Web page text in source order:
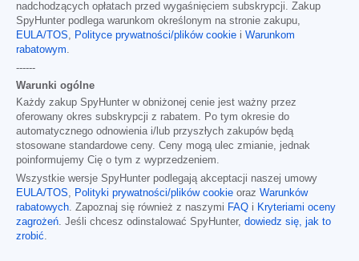
nadchodzących opłatach przed wygaśnięciem subskrypcji. Zakup
SpyHunter podlega warunkom określonym na stronie zakupu,
EULA/TOS, Polityce prywatności/plików cookie i Warunkom
rabatowym.
------
Warunki ogólne
Każdy zakup SpyHunter w obniżonej cenie jest ważny przez
oferowany okres subskrypcji z rabatem. Po tym okresie do
automatycznego odnowienia i/lub przyszłych zakupów będą
stosowane standardowe ceny. Ceny mogą ulec zmianie, jednak
poinformujemy Cię o tym z wyprzedzeniem.
Wszystkie wersje SpyHunter podlegają akceptacji naszej umowy
EULA/TOS, Polityki prywatności/plików cookie oraz Warunków
rabatowych. Zapoznaj się również z naszymi FAQ i Kryteriami oceny
zagrożeń. Jeśli chcesz odinstalować SpyHunter, dowiedz się, jak to
zrobić.